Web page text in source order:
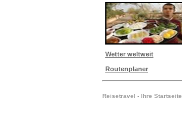
Wetter weltweit
Routenplaner
Reisetravel - Ihre Startseite